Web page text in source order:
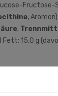
Fructose-
,
,
Fett: 15,0 g